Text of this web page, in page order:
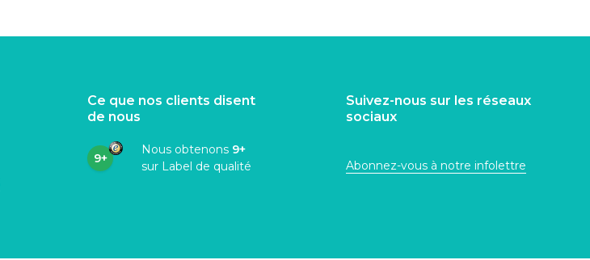
Ce que nos clients disent
de nous
9+
Nous obtenons 9+
sur Label de qualité
Suivez-nous sur les réseaux
sociaux
Abonnez-vous à notre infolettre